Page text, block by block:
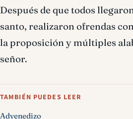
Después de que todos
santo, realizaron ofrendas
la proposición y múltiples
señor.
TAMBIÉN PUEDES LEER
Advenedizo